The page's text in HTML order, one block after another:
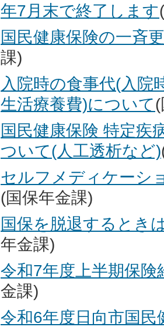
年7月末で終了します
国民健康保険の一斉
課)
入院時の食事代(入院
生活療養費)について
国民健康保険 特定疾
ついて(人工透析など)
セルフメディケーシ
(国保年金課)
国保を脱退するとき
年金課)
令和7年度上半期保険
金課)
令和6年度日向市国